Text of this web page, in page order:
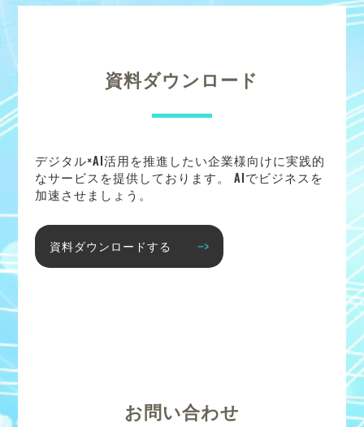
資料ダウンロード
デジタル×AI活用を推進したい企業様向けに実践的
なサービスを提供しております。 AIでビジネスを
加速させましょう。
資料ダウンロードする
お問い合わせ